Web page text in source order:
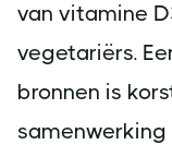
van vitamine
vegetariërs.
bronnen is